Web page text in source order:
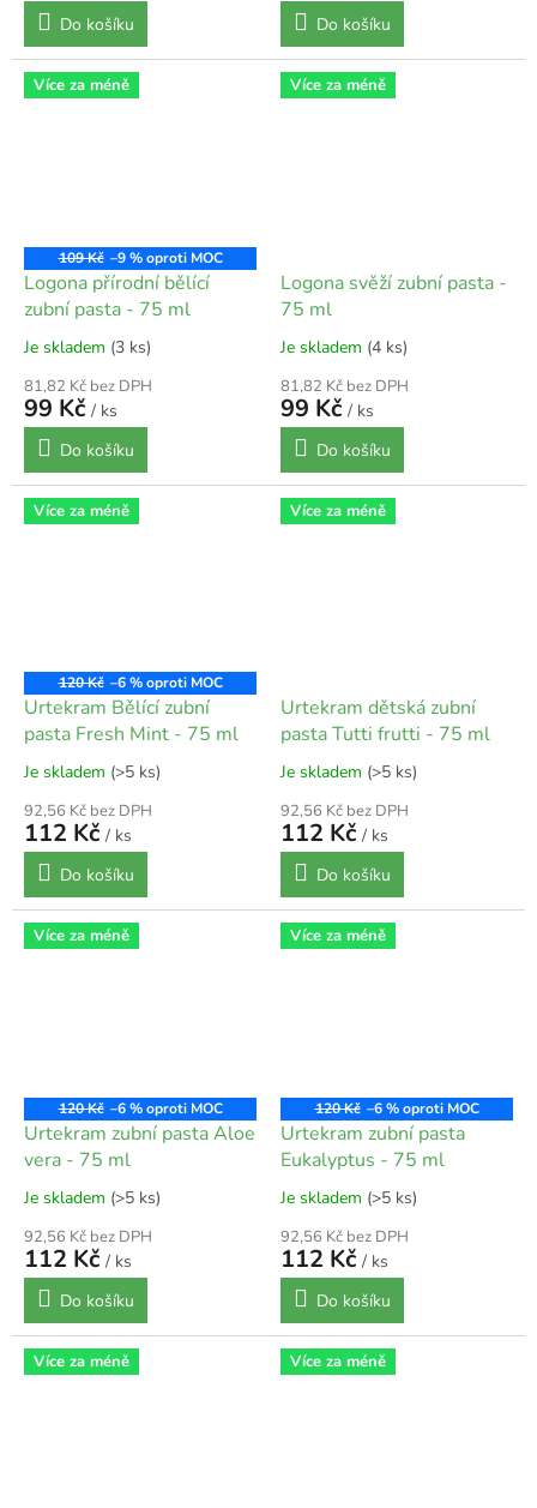
Do košíku
Do košíku
Více za méně
109 Kč –9 %
Logona přírodní bělící
zubní pasta - 75 ml
Je skladem (3 ks)
81,82 Kč bez DPH
99 Kč / ks
Do košíku
Více za méně
Logona svěží zubní pasta -
75 ml
Je skladem (4 ks)
81,82 Kč bez DPH
99 Kč / ks
Do košíku
Více za méně
120 Kč –6 %
Urtekram Bělící zubní
pasta Fresh Mint - 75 ml
Je skladem (>5 ks)
92,56 Kč bez DPH
112 Kč / ks
Do košíku
Více za méně
Urtekram dětská zubní
pasta Tutti frutti - 75 ml
Je skladem (>5 ks)
92,56 Kč bez DPH
112 Kč / ks
Do košíku
Více za méně
120 Kč –6 %
Urtekram zubní pasta Aloe
vera - 75 ml
Je skladem (>5 ks)
92,56 Kč bez DPH
112 Kč / ks
Do košíku
Více za méně
120 Kč –6 %
Urtekram zubní pasta
Eukalyptus - 75 ml
Je skladem (>5 ks)
92,56 Kč bez DPH
112 Kč / ks
Do košíku
Více za méně Více za méně